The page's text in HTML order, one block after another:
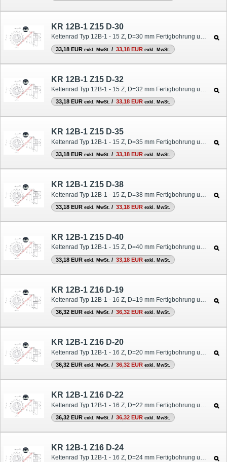
KR 12B-1 Z15 D-30
Kettenrad Typ 12B-1 - 15 Z, D=30 mm Fertigbohrung und Nut
33,18 EUR exkl. MwSt. / 33,18 EUR exkl. MwSt.
KR 12B-1 Z15 D-32
Kettenrad Typ 12B-1 - 15 Z, D=32 mm Fertigbohrung und Nut
33,18 EUR exkl. MwSt. / 33,18 EUR exkl. MwSt.
KR 12B-1 Z15 D-35
Kettenrad Typ 12B-1 - 15 Z, D=35 mm Fertigbohrung und Nut
33,18 EUR exkl. MwSt. / 33,18 EUR exkl. MwSt.
KR 12B-1 Z15 D-38
33,18 EUR exkl. MwSt. / 33,18 EUR exkl. MwSt.
KR 12B-1 Z15 D-40
Kettenrad Typ 12B-1 - 15 Z, D=40 mm Fertigbohrung und Nut
33,18 EUR exkl. MwSt. / 33,18 EUR exkl. MwSt.
KR 12B-1 Z16 D-19
Kettenrad Typ 12B-1 - 16 Z, D=19 mm Fertigbohrung und Nut
36,32 EUR exkl. MwSt. / 36,32 EUR exkl. MwSt.
KR 12B-1 Z16 D-20
Kettenrad Typ 12B-1 - 16 Z, D=20 mm Fertigbohrung und Nut
36,32 EUR exkl. MwSt. / 36,32 EUR exkl. MwSt.
KR 12B-1 Z16 D-22
36,32 EUR exkl. MwSt. / 36,32 EUR exkl. MwSt.
KR 12B-1 Z16 D-24
Kettenrad Typ 12B-1 - 16 Z, D=24 mm Fertigbohrung und Nut